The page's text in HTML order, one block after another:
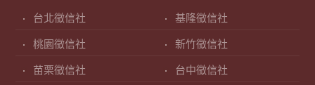
台北徵信社 基隆徵信社
桃園徵信社 新竹徵信社
苗栗徵信社 台中徵信社